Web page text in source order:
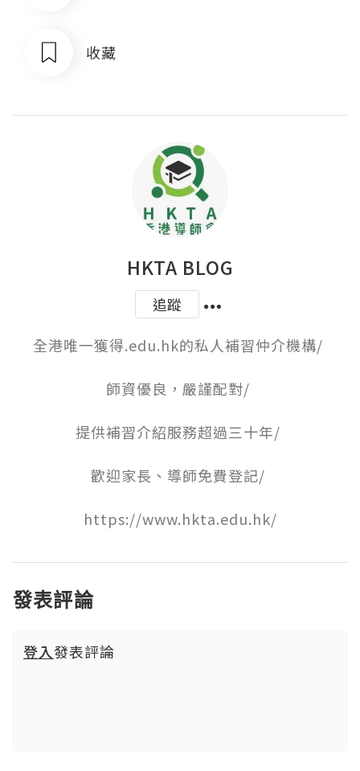
收藏
HKTA BLOG
追蹤
全港唯一獲得.edu.hk的私人補習仲介機構/ ﻿
師資優良，嚴謹配對/
提供補習介紹服務超過三十年/
歡迎家長、導師免費登記/
https://www.hkta.edu.hk/
發表評論
登入發表評論